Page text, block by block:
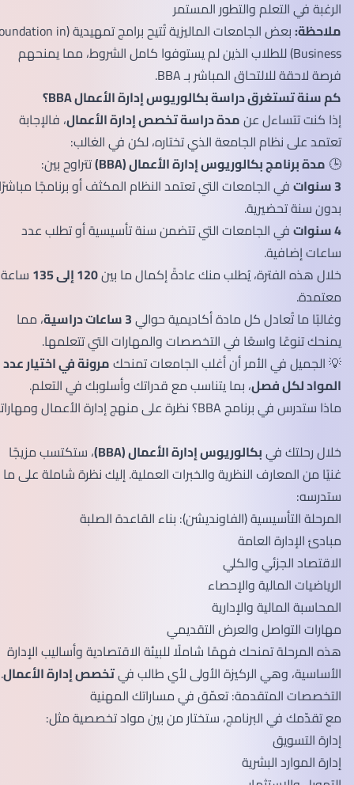
الرغبة في التعلم والتطور المستمر
ملاحظة:
بعض الجامعات الماليزية تُتيح برامج تمهيدية (Foundation in
Business) للطلاب الذين لم يستوفوا كامل الشروط، مما يمنحهم
فرصة لاحقة للالتحاق المباشر بـ BBA.
كم سنة تستغرق دراسة بكالوريوس إدارة الأعمال BBA؟
إذا كنت تتساءل عنمدة دراسة تخصص إدارة الأعمال، فالإجابة
تعتمد على نظام الجامعة الذي تختاره، لكن في الغالب:
🕒مدة برنامج بكالوريوس إدارة الأعمال (BBA)
تتراوح بين:
في الجامعات التي تعتمد النظام المكثف أو برنامجًا مباشرًا
بدون سنة تحضيرية.
في الجامعات التي تتضمن سنة تأسيسية أو تطلب عدد
ساعات إضافية.
خلال هذه الفترة، يُطلب منك عادةً إكمال ما بين120 إلى 135
ساعة
معتمدة.
وغالبًا ما تُعادل كل مادة أكاديمية حوالي3 ساعات دراسية
، مما
يمنحك تنوعًا واسعًا في التخصصات والمهارات التي تتعلمها.
💡 الجميل في الأمر أن أغلب الجامعات تمنحكمرونة في اختيار عدد
المواد لكل فصل، بما يتناسب مع قدراتك وأسلوبك في التعلم.
ماذا ستدرس في برنامج BBA؟ نظرة على منهج إدارة الأعمال ومهاراته
خلال رحلتك فيبكالوريوس إدارة الأعمال (BBA)
، ستكتسب مزيجًا
غنيًا من المعارف النظرية والخبرات العملية. إليك نظرة شاملة على ما
ستدرسه:
المرحلة التأسيسية (الفاونديشن): بناء القاعدة الصلبة
مبادئ الإدارة العامة
الاقتصاد الجزئي والكلي
الرياضيات المالية والإحصاء
المحاسبة المالية والإدارية
مهارات التواصل والعرض التقديمي
هذه المرحلة تمنحك فهمًا شاملًا للبيئة الاقتصادية وأساليب الإدارة
الأساسية، وهي الركيزة الأولى لأي طالب فيتخصص إدارة الأعمال.
التخصصات المتقدمة: تعمّق في مساراتك المهنية
مع تقدّمك في البرنامج، ستختار من بين مواد تخصصية مثل:
إدارة التسويق
إدارة الموارد البشرية